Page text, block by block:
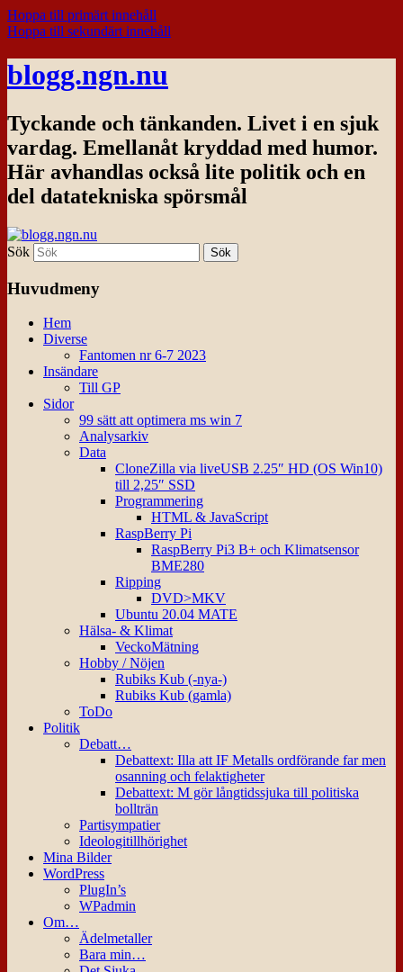
Hoppa till primärt innehåll
Hoppa till sekundärt innehåll
blogg.ngn.nu
Tyckande och tänkanden. Livet i en sjuk
vardag. Emellanåt kryddad med humor.
Här avhandlas också lite politik och en
del datatekniska spörsmål
Sök
Huvudmeny
Hem
Diverse
Fantomen nr 6-7 2023
Insändare
Till GP
Sidor
99 sätt att optimera ms win 7
Analysarkiv
Data
CloneZilla via liveUSB 2.25″ HD (OS Win10)
till 2,25″ SSD
Programmering
HTML & JavaScript
RaspBerry Pi
RaspBerry Pi3 B+ och Klimatsensor
BME280
Ripping
DVD>MKV
Ubuntu 20.04 MATE
Hälsa- & Klimat
VeckoMätning
Hobby / Nöjen
Rubiks Kub (-nya-)
Rubiks Kub (gamla)
ToDo
Politik
Debatt…
Debattext: Illa att IF Metalls ordförande far men
osanning och felaktigheter
Debattext: M gör långtidssjuka till politiska
bollträn
Partisympatier
Ideologitillhörighet
Mina Bilder
WordPress
PlugIn’s
WPadmin
Om…
Ädelmetaller
Bara min…